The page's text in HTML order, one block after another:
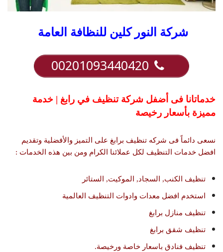
شركة النور كلين للنظافة العامة
خدماتانا فى أضفل شركة تنظيف في رابغ | خدمة
مميزة بأسعار رخيصة
نسعى دائماً فى شركه تنظيف برابغ على التميز والأفضلية وتقديم
افضل خدمات التنظيف لكل عملائنا الكرام ومن بين هذه الخدمات :
تنظيف الكنب, السجاد, الموكيت, الستائر
استخدم افضل معدات وادوات التنظيف العالمية
تنظيف منازل برابغ
تنظيف شقق برابغ
تنظيف فنادق باسعار خاصة ورخيصة.